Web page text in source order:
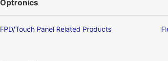
Optronics
FPD/Touch Panel Related Products